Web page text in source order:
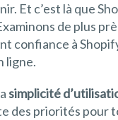
Et c’est là que
de plus
confiance à
ligne.
simplicité
des priorités pour